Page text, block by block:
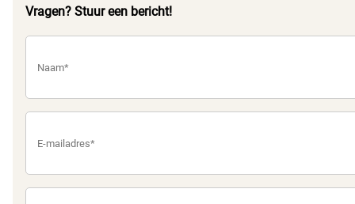
Vragen? Stuur een bericht!